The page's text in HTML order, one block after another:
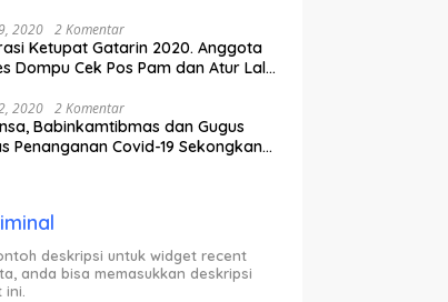
2020 2 Komentar
Ketupat Gatarin 2020. Anggota
Dompu Cek Pos Pam dan Atur Lalu
2020 2 Komentar
Babinkamtibmas dan Gugus
Penanganan Covid-19 Sekongkang
deskripsi untuk widget recent
anda bisa memasukkan deskripsi
ini.